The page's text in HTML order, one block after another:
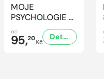
MOJE
PSYCHOLOGIE -
8/2026
od
95,20Kč
Detail